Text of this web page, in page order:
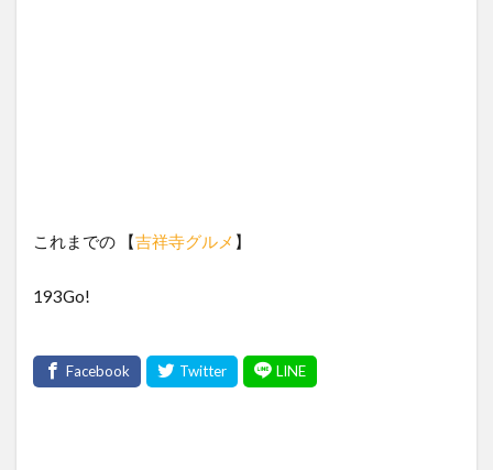
これまでの 【吉祥寺グルメ 】
193Go!